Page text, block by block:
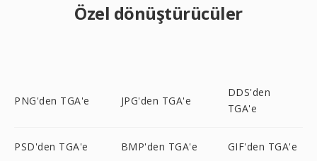
Özel dönüştürücüler
PNG'den TGA'e JPG'den TGA'e
DDS'den
TGA'e
PSD'den TGA'e BMP'den TGA'e GIF'den TGA'e